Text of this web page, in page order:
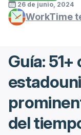
26 de junio, 2024
WorkTime
Guía: 51+
del